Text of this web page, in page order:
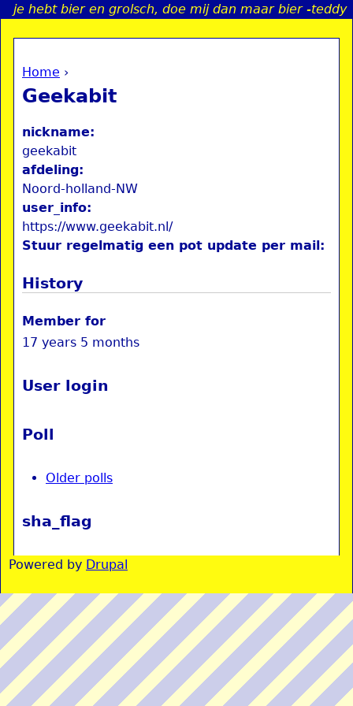
Jump to navigation
je hebt bier en grolsch, doe mij dan maar bier -teddy
You are here
Home ›
Geekabit
nickname:
geekabit
afdeling:
Noord-holland-NW
user_info:
https://www.geekabit.nl/
Stuur regelmatig een pot update per mail:
History
Member for
17 years 5 months
User login
Poll
Older polls
sha_flag
Powered by Drupal